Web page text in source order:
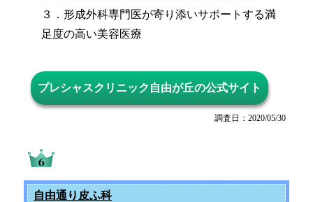
３．形成外科専門医が寄り添いサポートする満
足度の高い美容医療
プレシャスクリニック自由が丘の公式サイト
調査日：2020/05/30
自由通り皮ふ科